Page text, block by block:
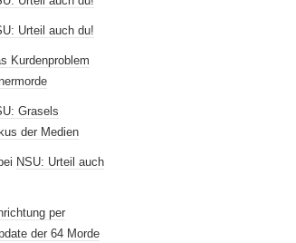
Urteil auch du!
Kurdenproblem
Grasels
der Medien
bei NSU: Urteil auch
per
der 64 Morde